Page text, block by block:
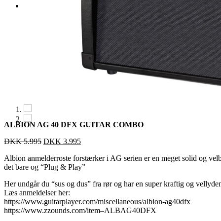


ALBION AG 40 DFX GUITAR COMBO
DKK5.995 DKK 3.995
Albion anmelderroste forstærker i AG serien er en meget solid og
det bare og “Plug & Play”
Her undgår du “sus og dus” fra rør og har en super kraftig og
Læs anmeldelser her:
https://www.guitarplayer.com/miscellaneous/albion-ag40dfx
https://www.zzounds.com/item–ALBAG40DFX